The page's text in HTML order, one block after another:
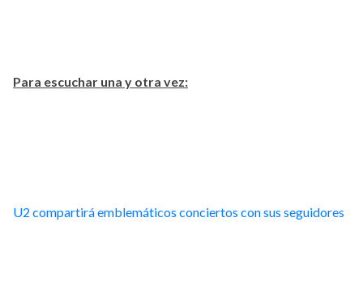
Para escuchar una y otra vez:
U2 compartirá emblemáticos conciertos con sus seguidores